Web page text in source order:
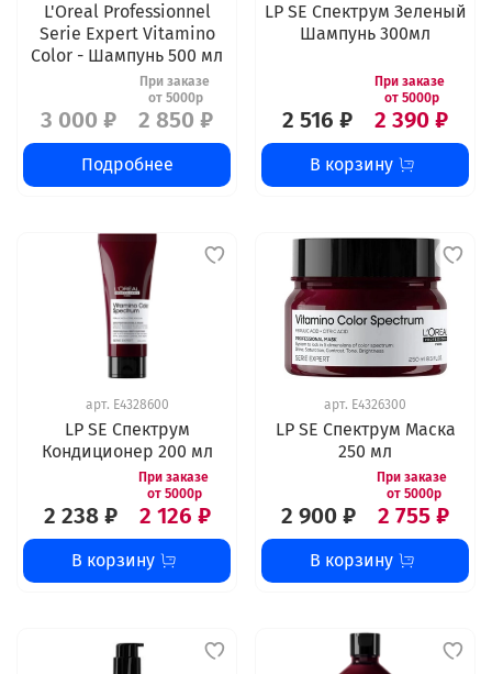
L'Oreal Professionnel
Serie Expert Vitamino
Color - Шампунь 500 мл
3 000 ₽ 2 850 ₽
Подробнее
LP SE Спектрум Зеленый
Шампунь 300мл
2 516 ₽ 2 390 ₽
В корзину
арт. E4328600
LP SE Спектрум
Кондиционер 200 мл
2 238 ₽ 2 126 ₽
В корзину
арт. E4326300
LP SE Спектрум Маска
250 мл
2 900 ₽ 2 755 ₽
В корзину